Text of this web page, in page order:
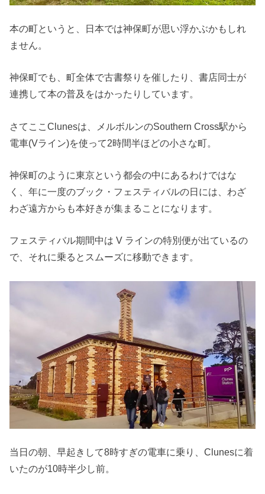
本の町というと、日本では神保町が思い浮かぶかもしれ
ません。
神保町でも、町全体で古書祭りを催したり、書店同士が
連携して本の普及をはかったりしています。
さてここClunesは、メルボルンのSouthern Cross駅から
電車(Vライン)を使って2時間半ほどの小さな町。
神保町のように東京という都会の中にあるわけではな
く、年に一度のブック・フェスティバルの日には、わざ
わざ遠方からも本好きが集まることになります。
フェスティバル期間中は V ラインの特別便が出ているの
で、それに乗るとスムーズに移動できます。
当日の朝、早起きして8時すぎの電車に乗り、Clunesに着
いたのが10時半少し前。